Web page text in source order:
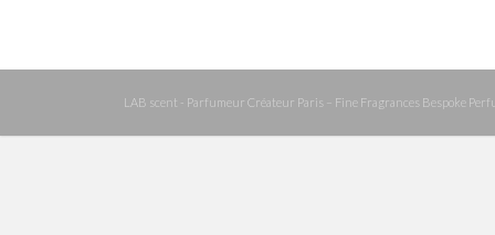
LAB scent - Parfumeur Créateur Paris – Fine Fragrances Bespoke